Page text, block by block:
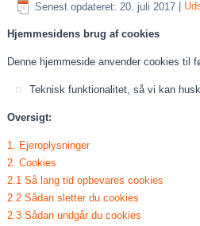
Senest opdateret: 20. juli 2017
Hjemmesidens brug af cookies
Denne hjemmeside anvender cookies til
Teknisk funktionalitet, så vi kan
Oversigt:
1. Ejeroplysninger
2. Cookies
2.1 Så lang tid opbevares cookies
2.2 Sådan sletter du cookies
2.3 Sådan undgår du cookies